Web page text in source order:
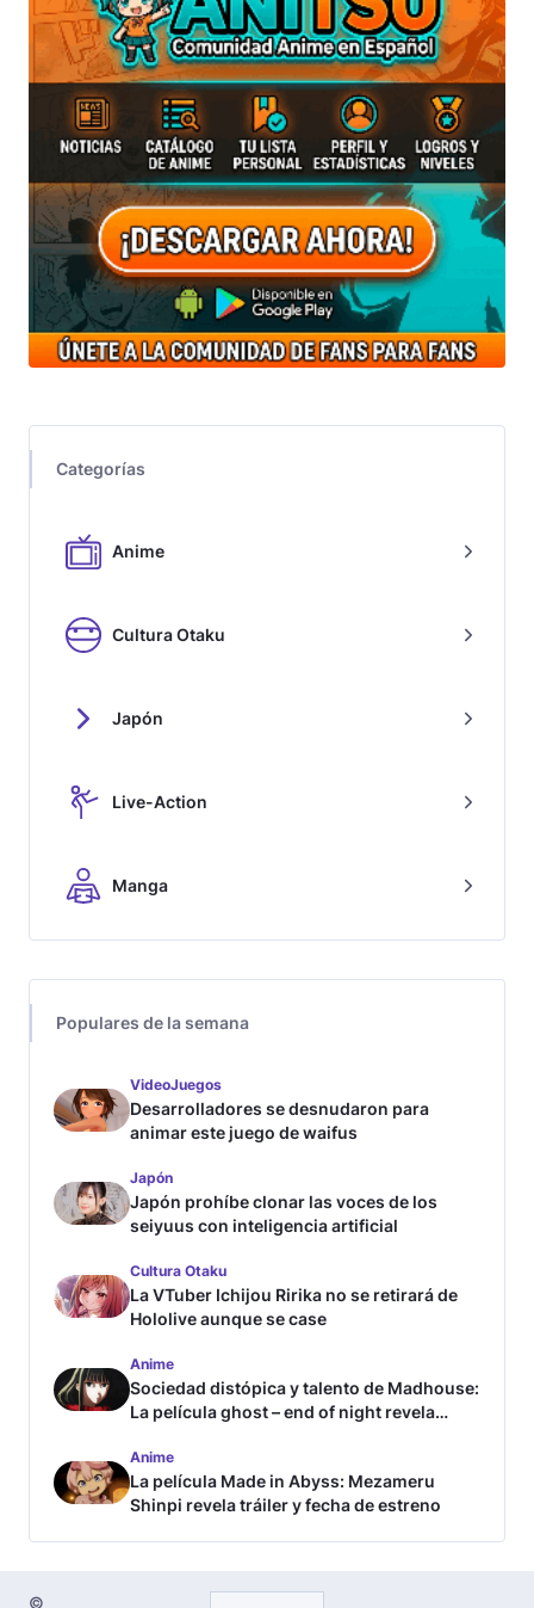
Categorías
Anime
Cultura Otaku
Japón
Live-Action
Manga
Populares de la semana
VideoJuegos
Desarrolladores se desnudaron para
animar este juego de waifus
Japón
Japón prohíbe clonar las voces de los
seiyuus con inteligencia artificial
Cultura Otaku
La VTuber Ichijou Ririka no se retirará de
Hololive aunque se case
Anime
Sociedad distópica y talento de Madhouse:
La película ghost – end of night revela
Anime
La película Made in Abyss: Mezameru
Shinpi revela tráiler y fecha de estreno
©